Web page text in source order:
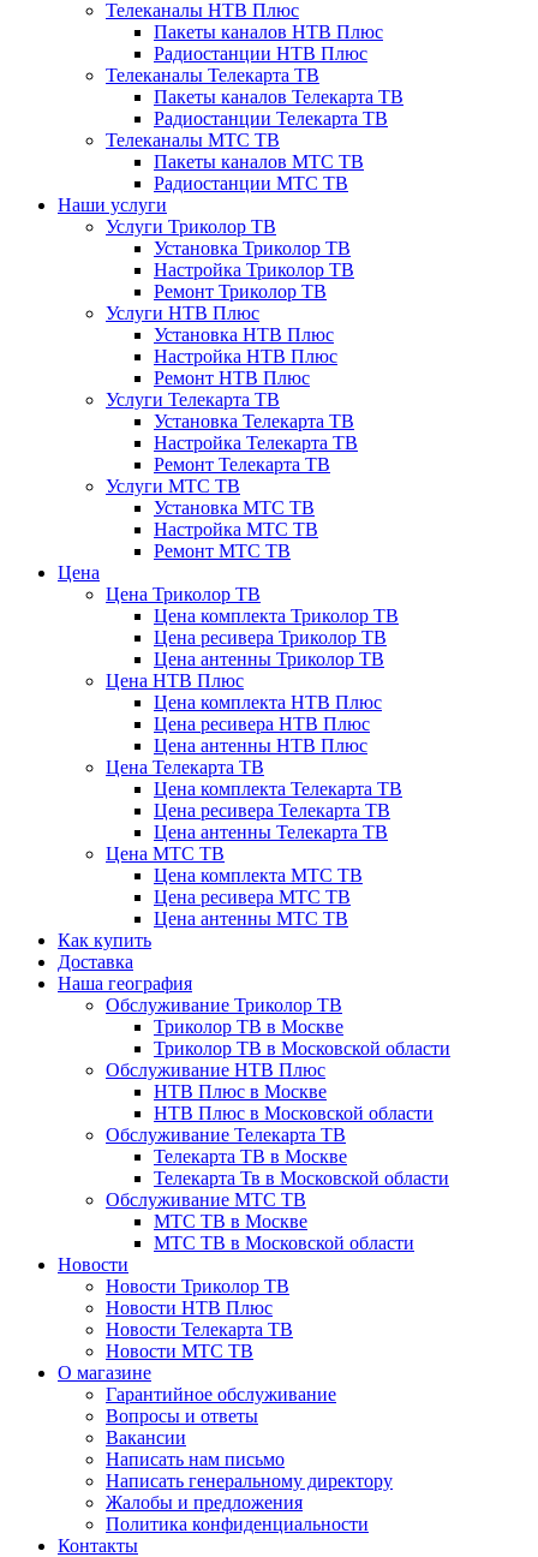
Телеканалы НТВ Плюс
Пакеты каналов НТВ Плюс
Радиостанции НТВ Плюс
Телеканалы Телекарта ТВ
Пакеты каналов Телекарта ТВ
Радиостанции Телекарта ТВ
Телеканалы МТС ТВ
Пакеты каналов МТС ТВ
Радиостанции МТС ТВ
Наши услуги
Услуги Триколор ТВ
Установка Триколор ТВ
Настройка Триколор ТВ
Ремонт Триколор ТВ
Услуги НТВ Плюс
Установка НТВ Плюс
Настройка НТВ Плюс
Ремонт НТВ Плюс
Услуги Телекарта ТВ
Установка Телекарта ТВ
Настройка Телекарта ТВ
Ремонт Телекарта ТВ
Услуги МТС ТВ
Установка МТС ТВ
Настройка МТС ТВ
Ремонт МТС ТВ
Цена
Цена Триколор ТВ
Цена комплекта Триколор ТВ
Цена ресивера Триколор ТВ
Цена антенны Триколор ТВ
Цена НТВ Плюс
Цена комплекта НТВ Плюс
Цена ресивера НТВ Плюс
Цена антенны НТВ Плюс
Цена Телекарта ТВ
Цена комплекта Телекарта ТВ
Цена ресивера Телекарта ТВ
Цена антенны Телекарта ТВ
Цена МТС ТВ
Цена комплекта МТС ТВ
Цена ресивера МТС ТВ
Цена антенны МТС ТВ
Как купить
Доставка
Наша география
Обслуживание Триколор ТВ
Триколор ТВ в Москве
Триколор ТВ в Московской области
Обслуживание НТВ Плюс
НТВ Плюс в Москве
НТВ Плюс в Московской области
Обслуживание Телекарта ТВ
Телекарта ТВ в Москве
Телекарта Тв в Московской области
Обслуживание МТС ТВ
МТС ТВ в Москве
МТС ТВ в Московской области
Новости
Новости Триколор ТВ
Новости НТВ Плюс
Новости Телекарта ТВ
Новости МТС ТВ
О магазине
Гарантийное обслуживание
Вопросы и ответы
Вакансии
Написать нам письмо
Написать генеральному директору
Жалобы и предложения
Политика конфиденциальности
Контакты